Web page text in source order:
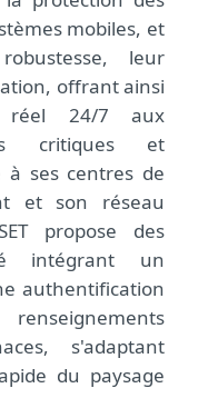
mobiles, et
leur
offrant ainsi
réel 24/7 aux
critiques et
à ses centres de
et son réseau
propose des
intégrant un
authentification
s'adaptant
du paysage